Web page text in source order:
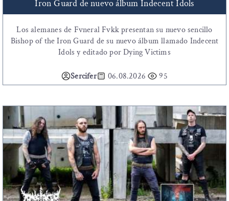
Iron Guard de nuevo álbum Indecent Idols
Los alemanes de Fvneral Fvkk presentan su nuevo sencillo
Bishop of the Iron Guard de su nuevo álbum llamado Indecent
Idols y editado por Dying Victims
Sercifer 06.08.2026 95